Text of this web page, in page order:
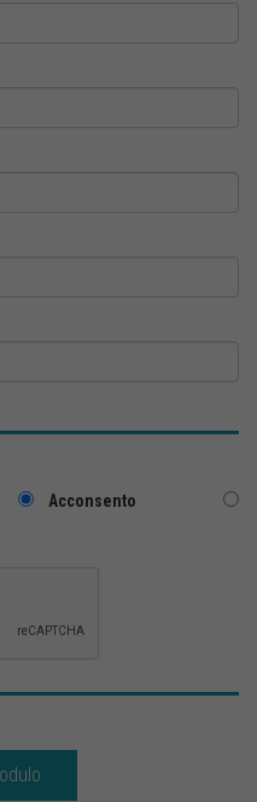
Acconsento